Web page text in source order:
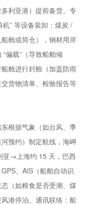
利亚港）提前备货。专
机” 等设备装卸：煤炭 /
舱或筒仓），钢材用岸
偏载”（导致船舶倾
舱进行封舱（加盖防雨
货物清单、检验报告等
根据气象（如台风、季
预约）制定航线，海岬
亚→上海约 15 天，巴西
、AIS（船舶自动识
（如粮食是否受潮、煤
港停泊。通讯联络：船